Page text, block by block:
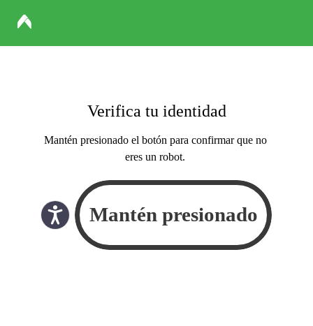
Verifica tu identidad
Mantén presionado el botón para confirmar que no
eres un robot.